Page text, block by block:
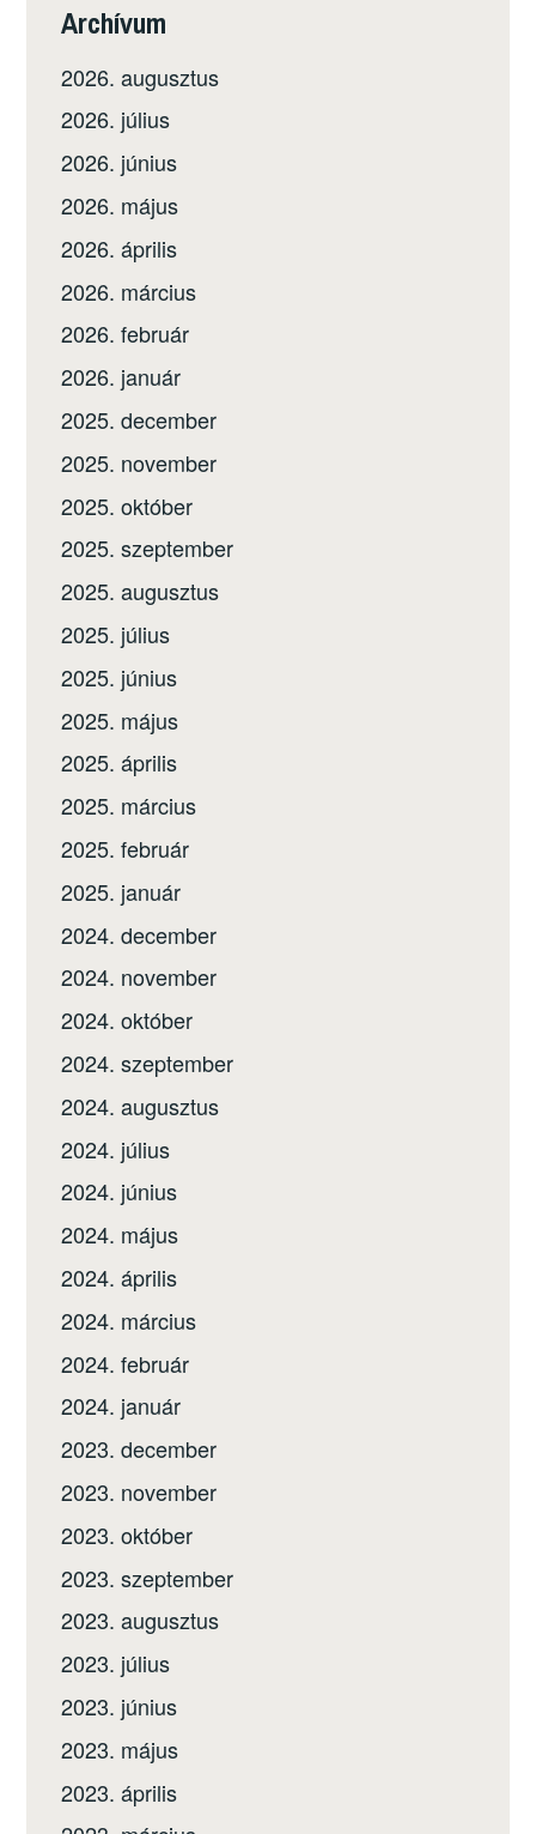
Archívum
2026. augusztus
2026. július
2026. június
2026. május
2026. április
2026. március
2026. február
2026. január
2025. december
2025. november
2025. október
2025. szeptember
2025. augusztus
2025. július
2025. június
2025. május
2025. április
2025. március
2025. február
2025. január
2024. december
2024. november
2024. október
2024. szeptember
2024. augusztus
2024. július
2024. június
2024. május
2024. április
2024. március
2024. február
2024. január
2023. december
2023. november
2023. október
2023. szeptember
2023. augusztus
2023. július
2023. június
2023. május
2023. április